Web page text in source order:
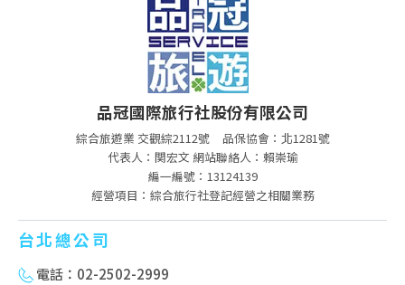
品冠國際旅行社股份有限公司
綜合旅遊業 交觀綜2112號
品保協會：北1281號
代表人：関宏文 網站聯絡人：賴崇瑜
編一編號：13124139
經營項目：綜合旅行社登記經營之相關業務
台北總公司
電話：02-2502-2999